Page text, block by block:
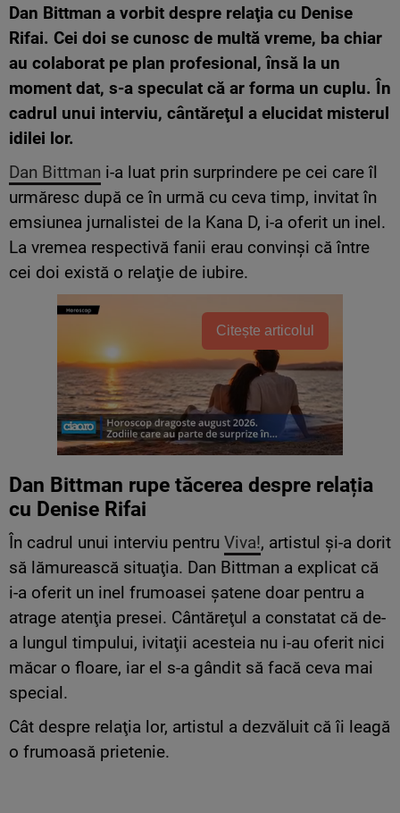
Dan Bittman a vorbit despre relaţia cu Denise
Rifai. Cei doi se cunosc de multă vreme, ba chiar
au colaborat pe plan profesional, însă la un
moment dat, s-a speculat că ar forma un cuplu. În
cadrul unui interviu, cântăreţul a elucidat misterul
idilei lor.
Dan Bittman i-a luat prin surprindere pe cei care îl
urmăresc după ce în urmă cu ceva timp, invitat în
emsiunea jurnalistei de la Kana D, i-a oferit un inel.
La vremea respectivă fanii erau convinşi că între
cei doi există o relaţie de iubire.
Citește articolul
Dan Bittman rupe tăcerea despre relația
cu Denise Rifai
În cadrul unui interviu pentru Viva!, artistul şi-a dorit
să lămurească situaţia. Dan Bittman a explicat că
i-a oferit un inel frumoasei şatene doar pentru a
atrage atenţia presei. Cântăreţul a constatat că de-
a lungul timpului, ivitaţii acesteia nu i-au oferit nici
măcar o floare, iar el s-a gândit să facă ceva mai
special.
Cât despre relaţia lor, artistul a dezvăluit că îi leagă
o frumoasă prietenie.